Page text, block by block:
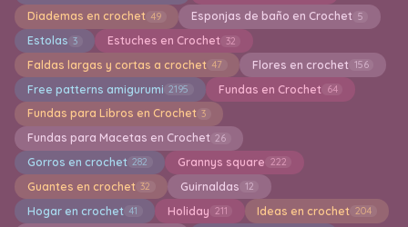
Diademas en crochet 49 Esponjas de baño en Crochet 5
Estolas 3 Estuches en Crochet 32
Faldas largas y cortas a crochet 47 Flores en crochet 156
Free patterns amigurumi 2195 Fundas en Crochet 64
Fundas para Libros en Crochet 3
Fundas para Macetas en Crochet 26
Gorros en crochet 282 Grannys square 222
Guantes en crochet 32 Guirnaldas 12
Hogar en crochet 41 Holiday 211 Ideas en crochet 204